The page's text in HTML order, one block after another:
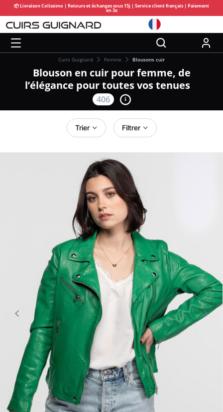
📦 Livraison Colissimo | Retours et échanges sous 15j | Service client français | Paiement
en 3x
Cuirs Guignard Femme Blousons cuir
Blouson en cuir pour femme, de
l’élégance pour toutes vos tenues
406
Trier Filtrer